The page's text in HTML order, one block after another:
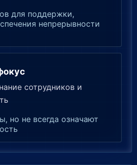
для поддержки,
непрерывности
сотрудников и
но не всегда означают